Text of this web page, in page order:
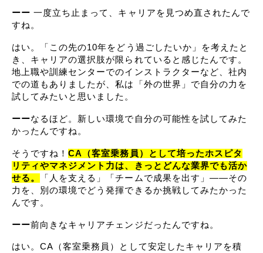
ーー 一度立ち止まって、キャリアを見つめ直されたんで
すね。
はい。「この先の10年をどう過ごしたいか」を考えたと
き、キャリアの選択肢が限られていると感じたんです。
地上職や訓練センターでのインストラクターなど、社内
での道もありましたが、私は「外の世界」で自分の力を
試してみたいと思いました。
ーーなるほど。新しい環境で自分の可能性を試してみた
かったんですね。
そうですね！CA（客室乗務員）として培ったホスピタ
リティやマネジメント力は、きっとどんな業界でも活か
せる。
「人を支える」「チームで成果を出す」――その
力を、別の環境でどう発揮できるか挑戦してみたかった
んです。
ーー前向きなキャリアチェンジだったんですね。
はい。CA（客室乗務員）として安定したキャリアを積